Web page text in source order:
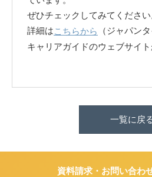
ぜひチェックしてみてください
詳細はこちらから
（ジャパン
キャリアガイドのウェブサイト
一覧に戻
資料請求・お問い合わ